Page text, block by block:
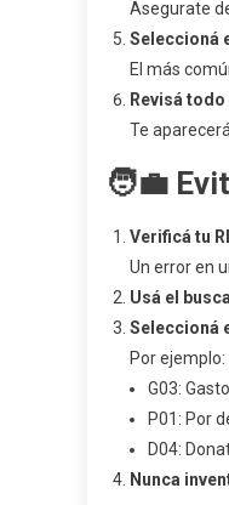
Asegurate
Seleccioná
El más
Revisá
Te
🧑‍💼
Verificá tu
Un error en
Usá el
Seleccioná
Por ejemplo:
G03:
P01: Por
D04:
Nunca